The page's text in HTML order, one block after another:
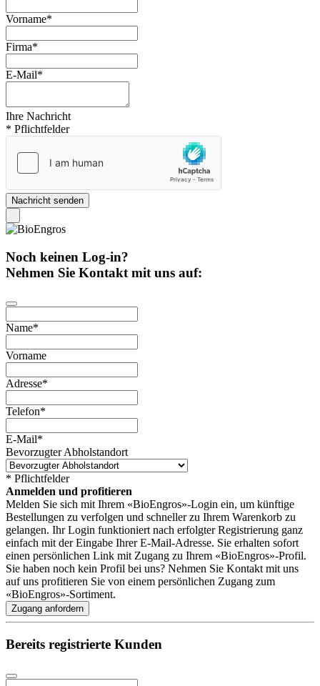
Vorname*
Firma*
E-Mail*
Ihre Nachricht
* Pflichtfelder
Nachricht senden
Noch keinen Log-in?
Nehmen Sie Kontakt mit uns auf:
Name*
Vorname
Adresse*
Telefon*
E-Mail*
Bevorzugter Abholstandort
* Pflichtfelder
Anmelden und profitieren
Melden Sie sich mit Ihrem «BioEngros»-Login ein, um künftige
Bestellungen zu verfolgen und schneller zu Ihrem Warenkorb zu
gelangen. Ihr Login funktioniert nach erfolgter Registrierung ganz
einfach mit der Eingabe Ihrer E-Mail-Adresse. Sie erhalten sofort
einen persönlichen Link mit Zugang zu Ihrem «BioEngros»-Profil.
Sie haben noch kein Profil bei uns? Nehmen Sie Kontakt mit uns
auf uns profitieren Sie von einem persönlichen Zugang zum
«BioEngros»-Sortiment.
Zugang anfordern
Website
Bereits registrierte Kunden